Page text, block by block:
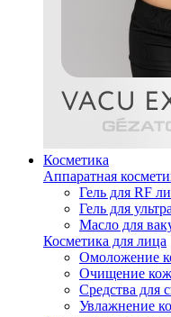
Косметика
Аппаратная
Гель для RF
Гель для
Масло для
Косметика для лица
Омоложение
Очищение
Средства для
Увлажнение